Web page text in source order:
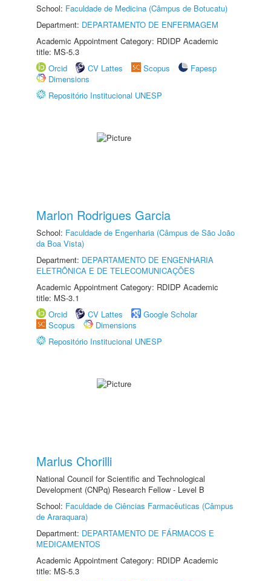
School: Faculdade de Medicina (Câmpus de Botucatu)
Department: DEPARTAMENTO DE ENFERMAGEM
Academic Appointment Category: RDIDP Academic
title: MS-5.3
Orcid
CV Lattes Scopus
Fapesp
Dimensions
Repositório Institucional UNESP
Marlon Rodrigues Garcia
School: Faculdade de Engenharia (Câmpus de São João
da Boa Vista)
Department: DEPARTAMENTO DE ENGENHARIA
ELETRÔNICA E DE TELECOMUNICAÇÕES
Academic Appointment Category: RDIDP Academic
title: MS-3.1
Orcid
CV Lattes
Google Scholar
Scopus
Dimensions
Repositório Institucional UNESP
Marlus Chorilli
National Council for Scientific and Technological
Development (CNPq) Research Fellow - Level B
School: Faculdade de Ciências Farmacêuticas (Câmpus
de Araraquara)
Department: DEPARTAMENTO DE FÁRMACOS E
MEDICAMENTOS
Academic Appointment Category: RDIDP Academic
title: MS-5.3